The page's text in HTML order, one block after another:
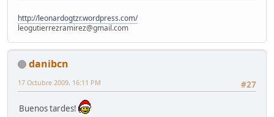
http://leonardogtzr.wordpress.com/
leogutierrezramirez@gmail.com
danibcn
#27
17 Octubre 2009, 16:11 PM
Buenos tardes!